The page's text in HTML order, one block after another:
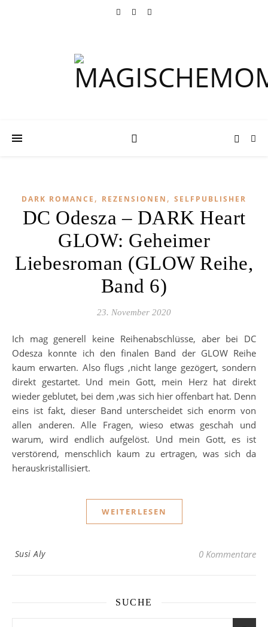
DARK ROMANCE , REZENSIONEN , SELFPUBLISHER
DC Odesza – DARK Heart
GLOW: Geheimer
Liebesroman (GLOW Reihe,
Band 6)
23. November 2020
Ich mag generell keine Reihenabschlüsse, aber bei DC
Odesza konnte ich den finalen Band der GLOW Reihe
kaum erwarten. Also flugs ,nicht lange gezögert, sondern
direkt gestartet. Und mein Gott, mein Herz hat direkt
wieder geblutet, bei dem ,was sich hier offenbart hat. Denn
eins ist fakt, dieser Band unterscheidet sich enorm von
allen anderen. Alle Fragen, wieso etwas geschah und
warum, wird endlich aufgelöst. Und mein Gott, es ist
verstörend, menschlich kaum zu ertragen, was sich da
herauskristallisiert.
WEITERLESEN
Susi Aly 0 Kommentare
SUCHE